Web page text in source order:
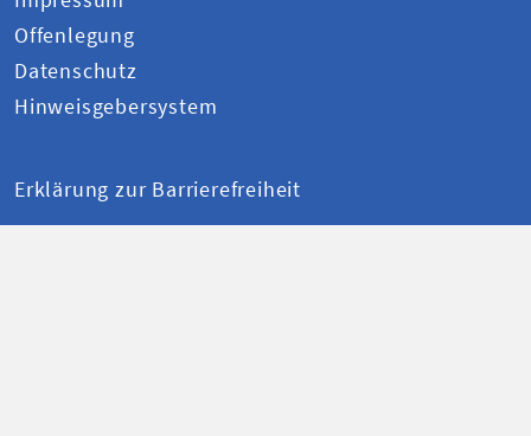
Offenlegung
Datenschutz
Hinweisgebersystem
Erklärung zur Barrierefreiheit